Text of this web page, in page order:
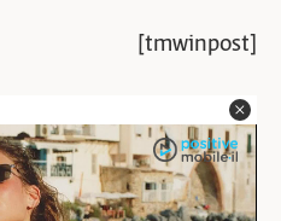
[tmwinpost]